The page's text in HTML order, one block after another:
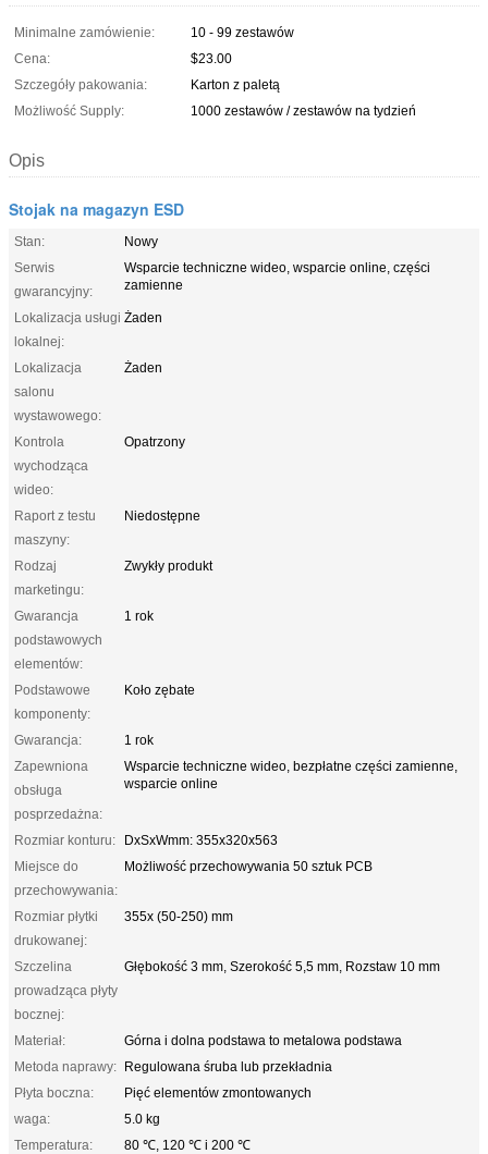
Minimalne zamówienie:
10 - 99 zestawów
Cena:
$23.00
Szczegóły pakowania:
Karton z paletą
Możliwość Supply:
1000 zestawów / zestawów na tydzień
Opis
Stojak na magazyn ESD
Stan:
Nowy
Serwis
gwarancyjny:
Wsparcie techniczne wideo, wsparcie online, części
zamienne
Lokalizacja usługi
lokalnej:
Żaden
Lokalizacja
salonu
wystawowego:
Żaden
Kontrola
wychodząca
wideo:
Opatrzony
Raport z testu
maszyny:
Niedostępne
Rodzaj
marketingu:
Zwykły produkt
Gwarancja
podstawowych
elementów:
1 rok
Podstawowe
komponenty:
Koło zębate
Gwarancja:
1 rok
Zapewniona
obsługa
posprzedażna:
Wsparcie techniczne wideo, bezpłatne części zamienne,
wsparcie online
Rozmiar konturu:
DxSxWmm: 355x320x563
Miejsce do
przechowywania:
Możliwość przechowywania 50 sztuk PCB
Rozmiar płytki
drukowanej:
355x (50-250) mm
Szczelina
prowadząca płyty
bocznej:
Głębokość 3 mm, Szerokość 5,5 mm, Rozstaw 10 mm
Materiał:
Górna i dolna podstawa to metalowa podstawa
Metoda naprawy: Regulowana śruba lub przekładnia
Płyta boczna:
Pięć elementów zmontowanych
waga:
5.0 kg
Temperatura:
80 ℃, 120 ℃ i 200 ℃